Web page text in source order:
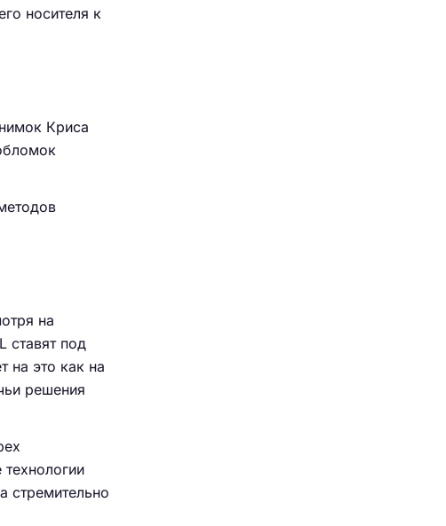
носителя к
Криса
на
ставят под
на это как на
решения
стремительно